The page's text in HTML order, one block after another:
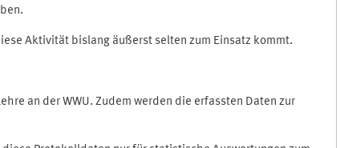
Aktivität bislang äußerst selten zum Einsatz kommt.
an der WWU. Zudem werden die erfassten Daten zur